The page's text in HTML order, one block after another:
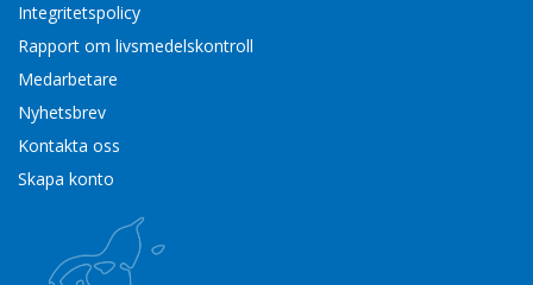
Integritetspolicy
Rapport om livsmedelskontroll
Medarbetare
Nyhetsbrev
Kontakta oss
Skapa konto